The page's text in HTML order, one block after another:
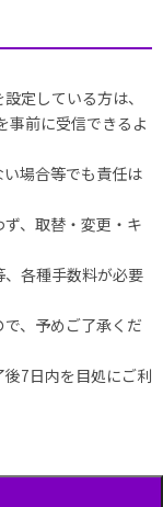
定している方は、
前に受信できるよ
場合等でも責任は
、取替・変更・キ
各種手数料が必要
、予めご了承くだ
7日内を目処にご利